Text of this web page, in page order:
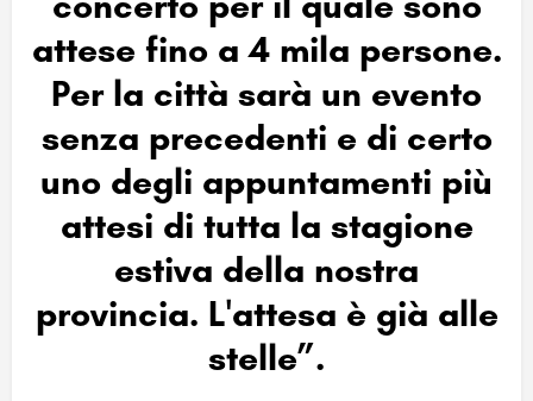
attese fino a 4 mila persone.
Per la città sarà un evento
senza precedenti e di certo
uno degli appuntamenti più
attesi di tutta la stagione
estiva della nostra
provincia. L'attesa è già alle
stelle”.